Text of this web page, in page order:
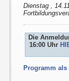
Dienstag ,
Die
16:00 Uhr
Programm als